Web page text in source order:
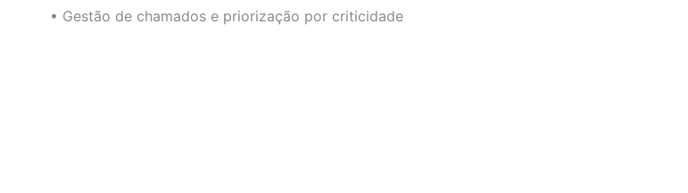
• Gestão de chamados e priorização por criticidade